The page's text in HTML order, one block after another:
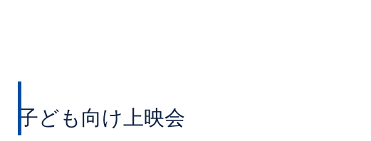
子ども向け上映会